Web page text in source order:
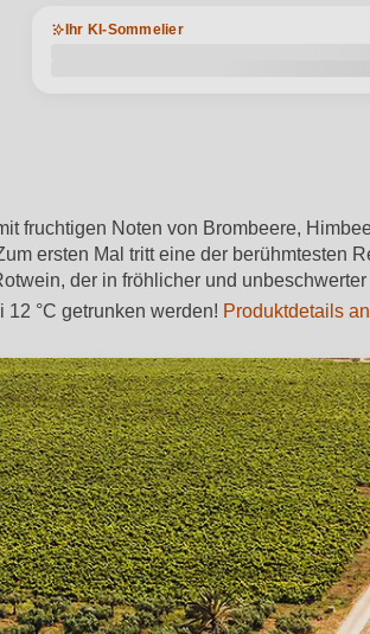
Ihr KI-Sommelier
fruchtigen Noten von Brombeere,
ersten Mal tritt eine der berühmtesten
der in fröhlicher und
°C getrunken werden! Produktdetails